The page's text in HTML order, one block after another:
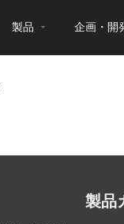
製品 企画・開
製品